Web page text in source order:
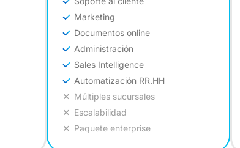
Marketing
Documentos online
Administración
Sales Intelligence
Automatización RR.HH
Múltiples sucursales
Escalabilidad
Paquete enterprise